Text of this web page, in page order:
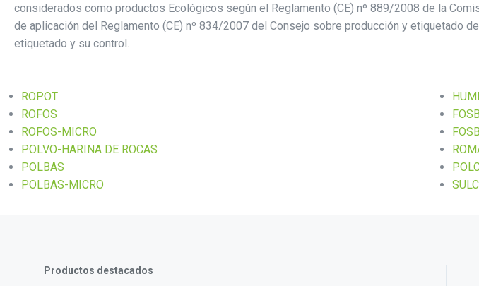
considerados como productos Ecológicos según el Reglamento (CE) nº 889/2008 de la
de aplicación del Reglamento (CE) nº 834/2007 del Consejo sobre producción y etiquetado
etiquetado y su control.
ROPOT
ROFOS
ROFOS-MICRO
POLVO-HARINA DE ROCAS
POLBAS
POLBAS-MICRO
Productos destacados